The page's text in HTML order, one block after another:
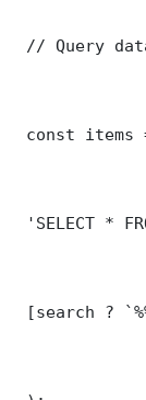
// Query
const items
'SELECT *
[search ?